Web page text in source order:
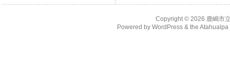
Copyright © 2026 鹿嶋市
Powered by WordPress& the Atahualpa